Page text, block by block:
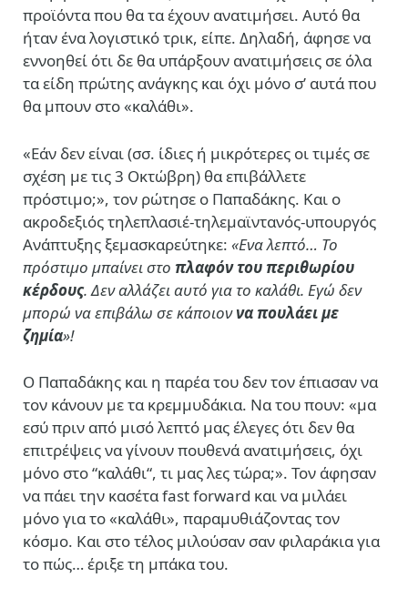
προϊόντα που θα τα έχουν ανατιμήσει. Αυτό θα
ήταν ένα λογιστικό τρικ, είπε. Δηλαδή, άφησε να
εννοηθεί ότι δε θα υπάρξουν ανατιμήσεις σε όλα
τα είδη πρώτης ανάγκης και όχι μόνο σ’ αυτά που
θα μπουν στο «καλάθι».
«Εάν δεν είναι (σσ. ίδιες ή μικρότερες οι τιμές σε
σχέση με τις 3 Οκτώβρη) θα επιβάλλετε
πρόστιμο;», τον ρώτησε ο Παπαδάκης. Και ο
ακροδεξιός τηλεπλασιέ-τηλεμαϊντανός-υπουργός
Ανάπτυξης ξεμασκαρεύτηκε: «Ενα λεπτό… Το
πρόστιμο μπαίνει στο πλαφόν του περιθωρίου
κέρδους. Δεν αλλάζει αυτό για το καλάθι. Εγώ δεν
μπορώ να επιβάλω σε κάποιοννα πουλάει με
ζημία»!
Ο Παπαδάκης και η παρέα του δεν τον έπιασαν να
τον κάνουν με τα κρεμμυδάκια. Να του πουν: «μα
εσύ πριν από μισό λεπτό μας έλεγες ότι δεν θα
επιτρέψεις να γίνουν πουθενά ανατιμήσεις, όχι
μόνο στο “καλάθι“, τι μας λες τώρα;». Τον άφησαν
να πάει την κασέτα fast forward και να μιλάει
μόνο για το «καλάθι», παραμυθιάζοντας τον
κόσμο. Και στο τέλος μιλούσαν σαν φιλαράκια για
το πώς… έριξε τη μπάκα του.